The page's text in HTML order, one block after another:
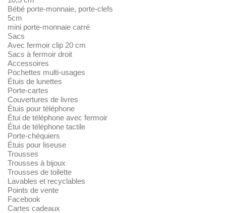
Bébé porte-monnaie, porte-clefs
5cm
mini porte-monnaie carré
Sacs
Avec fermoir clip 20 cm
Sacs à fermoir droit
Accessoires
Pochettes multi-usages
Étuis de lunettes
Porte-cartes
Couvertures de livres
Étuis pour téléphone
Étui de téléphone avec fermoir
Étui de téléphone tactile
Porte-chéquiers
Étuis pour liseuse
Trousses
Trousses à bijoux
Trousses de toilette
Lavables et recyclables
Points de vente
Facebook
Cartes cadeaux